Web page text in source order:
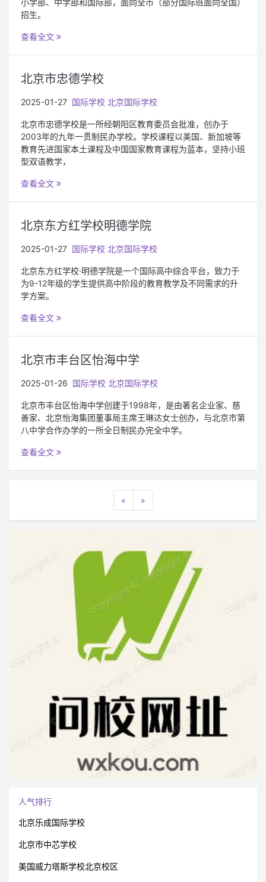
小学部、中学部和国际部，面向全市（部分国际班面向全国）
招生。
查看全文
北京市忠德学校
2025-01-27 国际学校 北京国际学校
北京市忠德学校是一所经朝阳区教育委员会批准，创办于
2003年的九年一贯制民办学校。学校课程以美国、新加坡等
教育先进国家本土课程及中国国家教育课程为蓝本，坚持小班
型双语教学，
查看全文
北京东方红学校明德学院
2025-01-27 国际学校 北京国际学校
北京东方红学校·明德学院是一个国际高中综合平台，致力于
为9-12年级的学生提供高中阶段的教育教学及不同需求的升
学方案。
查看全文
北京市丰台区怡海中学
2025-01-26 国际学校 北京国际学校
北京市丰台区怡海中学创建于1998年，是由著名企业家、慈
善家、北京怡海集团董事局主席王琳达女士创办，与北京市第
八中学合作办学的一所全日制民办完全中学。
查看全文
« »
人气排行
北京乐成国际学校
北京市中芯学校
美国威力塔斯学校北京校区